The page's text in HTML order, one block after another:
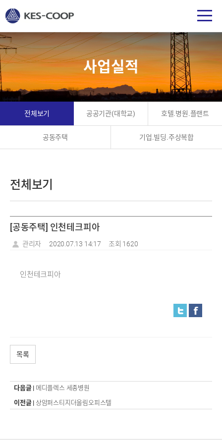
사업실적
전체보기 공공기관(대학교) 호텔.병원.플랜트
공동주택 기업.빌딩.주상복합
전체보기
[공동주택] 인천테크피아
관리자 2020.07.13 14:17 조회 1620
인천테크피아
목록
다음글 | 메디플렉스 세종병원
이전글 | 상암퍼스티지더올림오피스텔